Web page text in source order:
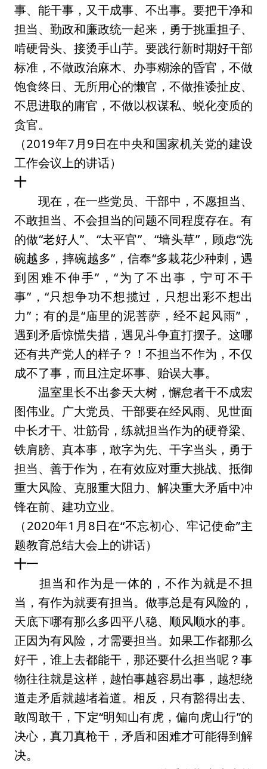
事、能干事，又干成事、不出事。要把干净和
担当、勤政和廉政统一起来，勇于挑重担子、
啃硬骨头、接烫手山芋。要践行新时期好干部
标准，不做政治麻木、办事糊涂的昏官，不做
饱食终日、无所用心的懒官，不做推诿扯皮、
不思进取的庸官，不做以权谋私、蜕化变质的
贪官。
（2019年7月9日在中央和国家机关党的建设
工作会议上的讲话）
十
现在，在一些党员、干部中，不愿担当、
不敢担当、不会担当的问题不同程度存在。有
的做“老好人”、“太平官”、“墙头草”，顾虑“洗
碗越多，摔碗越多”，信奉“多栽花少种刺，遇
到困难不伸手”，“为了不出事，宁可不干
事”，“只想争功不想揽过，只想出彩不想出
力”；有的是“庙里的泥菩萨，经不起风雨”，
遇到矛盾惊慌失措，遇见斗争直打摆子。这哪
还有共产党人的样子？！不担当不作为，不仅
成不了事，而且注定坏事、贻误大事。
温室里长不出参天大树，懈怠者干不成宏
图伟业。广大党员、干部要在经风雨、见世面
中长才干、壮筋骨，练就担当作为的硬脊梁、
铁肩膀、真本事，敢字为先、干字当头，勇于
担当、善于作为，在有效应对重大挑战、抵御
重大风险、克服重大阻力、解决重大矛盾中冲
锋在前、建功立业。
（2020年1月8日在“不忘初心、牢记使命”主
题教育总结大会上的讲话）
十一
担当和作为是一体的，不作为就是不担
当，有作为就要有担当。做事总是有风险的，
天底下哪有那么多四平八稳、顺风顺水的事。
正因为有风险，才需要担当。如果工作都那么
好干，谁上去都能干，那还要什么担当呢？事
物往往就是这样，越怕事越容易出事，越想绕
道走矛盾就越堵着道。相反，只有豁得出去、
敢闯敢干，下定“明知山有虎，偏向虎山行”的
决心，真刀真枪干，矛盾和困难才可能得到解
决。